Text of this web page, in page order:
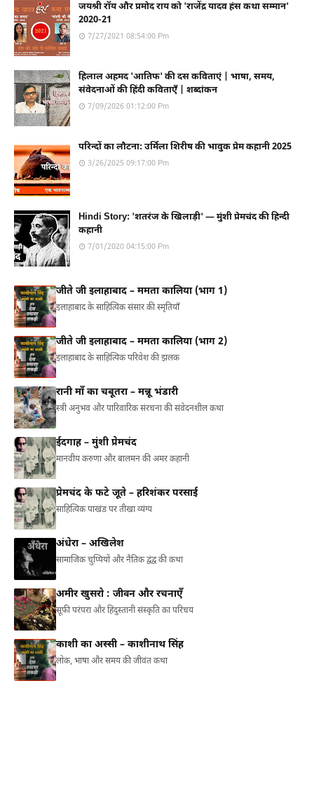
जयश्री रॉय और प्रमोद राय को 'राजेंद्र यादव हंस कथा सम्मान'
2020-21
7/27/2021 08:54:00 Pm
हिलाल अहमद 'आतिफ' की दस कविताएं | भाषा, समय,
संवेदनाओं की हिंदी कविताएँ | शब्दांकन
7/09/2026 01:12:00 Pm
परिन्दों का लौटना: उर्मिला शिरीष की भावुक प्रेम कहानी 2025
3/26/2025 09:17:00 Pm
Hindi Story: 'शतरंज के खिलाड़ी' — मुंशी प्रेमचंद की हिन्दी
कहानी
7/01/2020 04:15:00 Pm
जीते जी इलाहाबाद – ममता कालिया (भाग 1)
इलाहाबाद के साहित्यिक संसार की स्मृतियाँ
जीते जी इलाहाबाद – ममता कालिया (भाग 2)
इलाहाबाद के साहित्यिक परिवेश की झलक
रानी माँ का चबूतरा – मन्नू भंडारी
स्त्री अनुभव और पारिवारिक संरचना की संवेदनशील कथा
ईदगाह – मुंशी प्रेमचंद
मानवीय करुणा और बालमन की अमर कहानी
प्रेमचंद के फटे जूते – हरिशंकर परसाई
साहित्यिक पाखंड पर तीखा व्यंग्य
अंधेरा – अखिलेश
सामाजिक चुप्पियों और नैतिक द्वंद्व की कथा
अमीर खुसरो : जीवन और रचनाएँ
सूफ़ी परंपरा और हिंदुस्तानी संस्कृति का परिचय
काशी का अस्सी – काशीनाथ सिंह
लोक, भाषा और समय की जीवंत कथा